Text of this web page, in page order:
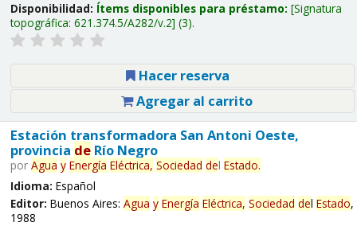
Disponibilidad: Ítems disponibles para préstamo: Signatura
topográfica: 621.374.5/A282/v.2 (3).
Hacer reserva
Agregar al carrito
Estación transformadora San Antoni Oeste,
provincia deRío Negro
por Agua y Energía Eléctrica, Sociedad del Estado.
Idioma: Español
Editor: Buenos Aires: Agua y Energía Eléctrica, Sociedad del Estado,
1988